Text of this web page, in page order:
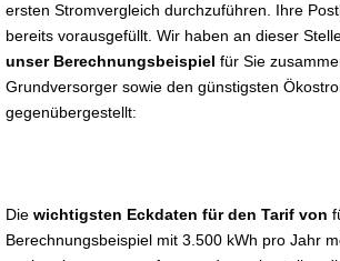
ersten Stromvergleich durchzuführen. Ihre
bereits vorausgefüllt. Wir haben an dieser
unser Berechnungsbeispiel für Sie
Grundversorger sowie den günstigsten
gegenübergestellt:
Die wichtigsten Eckdaten für den Tarif von
Berechnungsbeispiel mit 3.500 kWh pro Jahr